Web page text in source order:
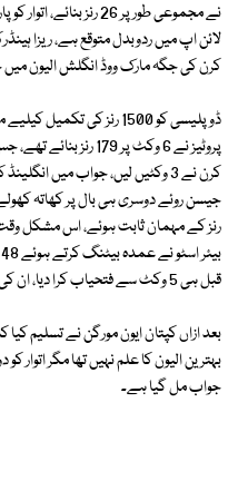
لائن اپ میں ردوبدل متوقع ہے، ریزا
کرن کی جگہ مارک ووڈ انگلش الیون
رنز کے مہمان ثابت ہوئے، اس مشکل
قبل ہی 5 وکٹ سے فتحیاب کرا دیا، ان کی اننگز 4 چھکوں اور 9 چوکوں سے مزین تھی۔
بعد ازاں کپتان ایون مورگن نے تسلیم
بہترین الیون کا علم نہیں تھا مگر
جواب مل گیا ہے۔